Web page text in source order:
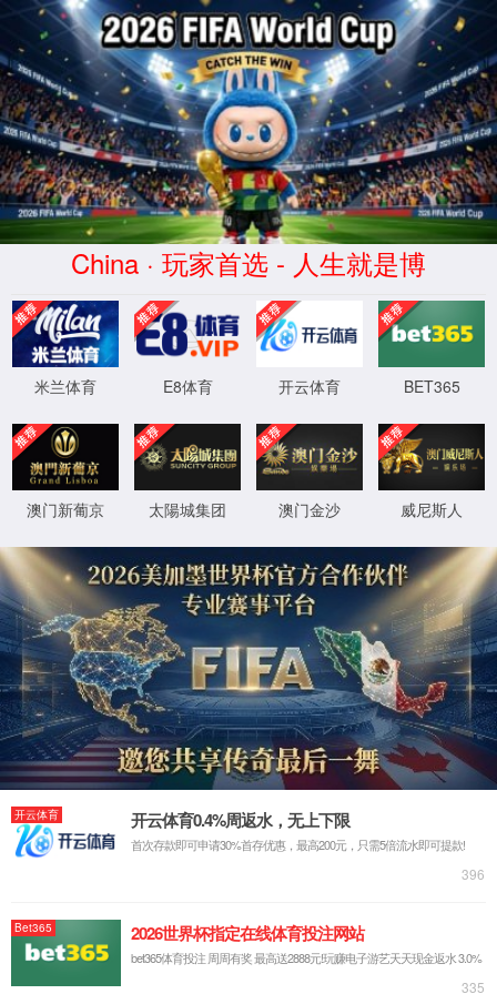
陕西氢能炼钢
电话：029-81882129
地址：陕西省西安市高新区西部大道188号
传真：029-81882129
邮编：710119